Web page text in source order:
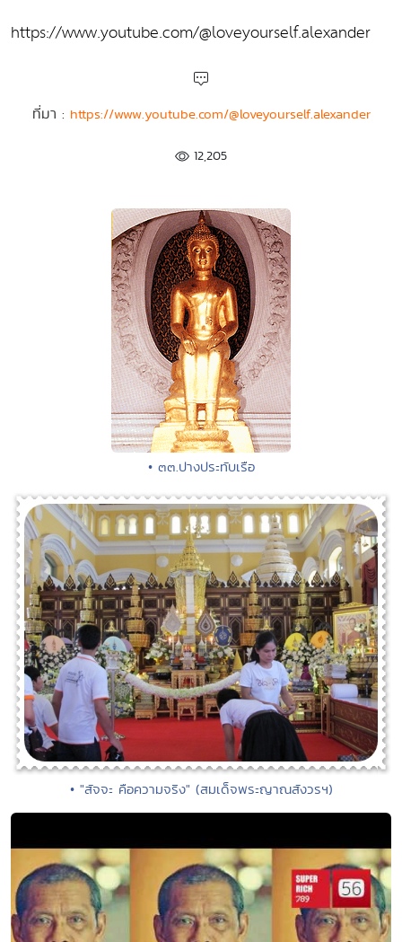
https://www.youtube.com/@loveyourself.alexander
ที่มา : https://www.youtube.com/@loveyourself.alexander
12,205
• ๓๓.ปางประทับเรือ
• "สัจจะ คือความจริง" (สมเด็จพระญาณสังวรฯ)